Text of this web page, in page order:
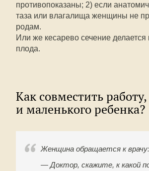
противопоказаны; 2) если
таза или влагалища женщины не
родам.
Или же кесарево сечение делается
плода.
Как совместить работу,
и маленького ребенка?
Женщина обращается к врачу:
— Доктор, скажите, к какой